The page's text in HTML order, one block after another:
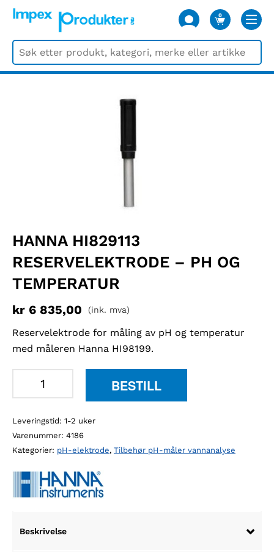
0
VARER
HANNA HI829113
RESERVELEKTRODE – PH OG
TEMPERATUR
kr 6 835,00 (ink. mva)
Reservelektrode for måling av pH og temperatur
med måleren Hanna HI98199.
-
pH
og
temperatur
BESTILL
Leveringstid: 1-2 uker
Varenummer: 4186
Kategorier: pH-elektrode, Tilbehør pH-måler vannanalyse
Beskrivelse